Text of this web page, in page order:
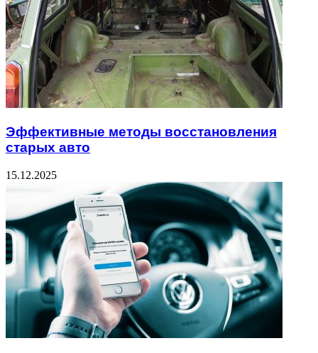
Эффективные методы восстановления
старых авто
15.12.2025